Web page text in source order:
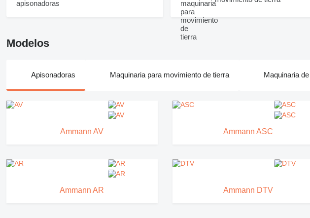
Modelos
Apisonadoras Maquinaria para movimiento de tierra Maquinaria
Ammann AV Ammann ASC
Ammann AR Ammann DTV